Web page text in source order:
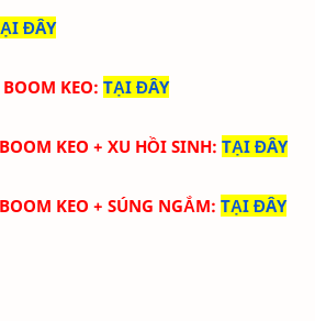
ĐÂY
KEO: TẠI ĐÂY
KEO + XU HỒI SINH: TẠI ĐÂY
KEO + SÚNG NGẮM: TẠI ĐÂY